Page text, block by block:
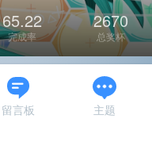
65.22
完成率
2670
总奖杯
留言板 主题